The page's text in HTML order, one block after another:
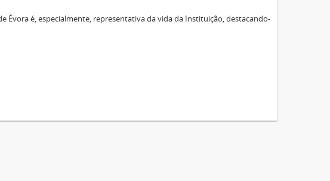
Évora é, especialmente, representativa da vida da Instituição, destacando-